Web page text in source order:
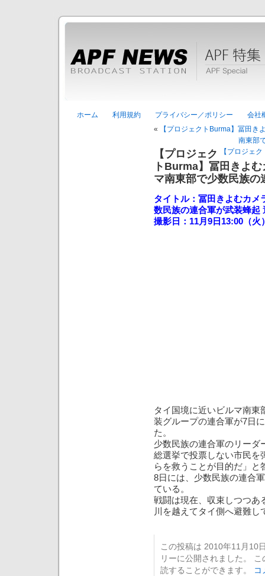
ホーム 利用規約 プライバシー／ポリシー
会社
«
【プロジェクトBurma】冨田
南東部
【プロジェ
【プロジェク
トBurma】冨田きよ
マ南東部で少数民族
タイトル：冨田きよむカメ
数民族の連合軍が武装蜂起
撮影日：11月9日13:00（火
タイ国境に近いビルマ南
装グループの連合軍が7日
た。
少数民族の連合軍のリーダ
総選挙で投票しない市民を
らを救うことが目的だ」と
8日には、少数民族の連合
ている。
戦闘は現在、収束しつつあ
川を越えてタイ側へ避難し
この投稿は 2010年11月10
リーに公開されました。
読することができます。
コ